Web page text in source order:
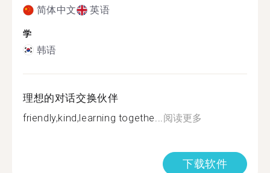
简体中文 英语
学
韩语
理想的对话交换伙伴
friendly,kind,learning togethe... 阅读更多
下载软件